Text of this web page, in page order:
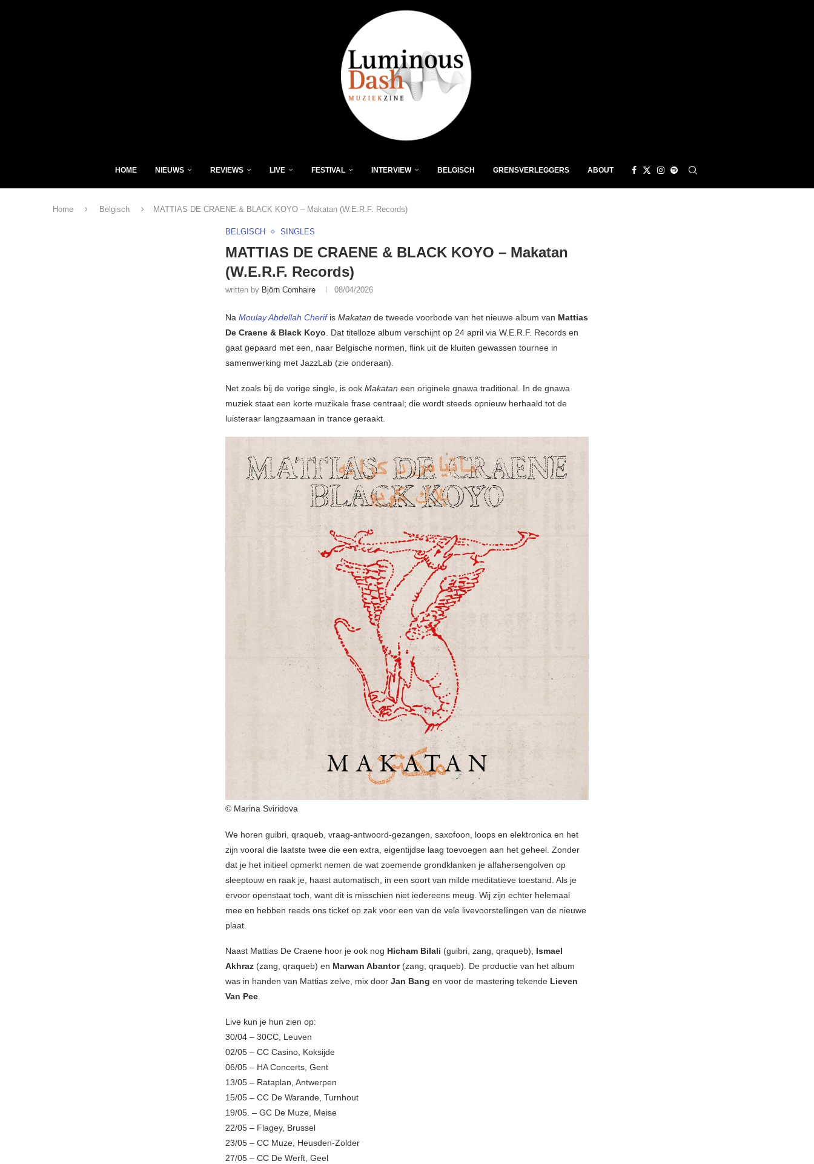
HOME NIEUWS REVIEWS LIVE FESTIVAL INTERVIEW BELGISCH GRENSVERLEGGERS ABOUT
Home Belgisch MATTIAS DE CRAENE & BLACK KOYO – Makatan (W.E.R.F. Records)
BELGISCH SINGLES
MATTIAS DE CRAENE & BLACK KOYO – Makatan
(W.E.R.F. Records)
written by Björn Comhaire 08/04/2026
Na Moulay Abdellah Cherifis Makatan de tweede voorbode van het nieuwe album van Mattias
De Craene & Black Koyo. Dat titelloze album verschijnt op 24 april via W.E.R.F. Records en
gaat gepaard met een, naar Belgische normen, flink uit de kluiten gewassen tournee in
samenwerking met JazzLab (zie onderaan).
Net zoals bij de vorige single, is ook Makatan een originele gnawa traditional. In de gnawa
muziek staat een korte muzikale frase centraal; die wordt steeds opnieuw herhaald tot de
luisteraar langzaamaan in trance geraakt.
© Marina Sviridova
We horen guibri, qraqueb, vraag-antwoord-gezangen, saxofoon, loops en elektronica en het
zijn vooral die laatste twee die een extra, eigentijdse laag toevoegen aan het geheel. Zonder
dat je het initieel opmerkt nemen de wat zoemende grondklanken je alfahersengolven op
sleeptouw en raak je, haast automatisch, in een soort van milde meditatieve toestand. Als je
ervoor openstaat toch, want dit is misschien niet iedereens meug. Wij zijn echter helemaal
mee en hebben reeds ons ticket op zak voor een van de vele livevoorstellingen van de nieuwe
plaat.
Naast Mattias De Craene hoor je ook nog Hicham Bilali (guibri, zang, qraqueb), Ismael
Akhraz (zang, qraqueb) en Marwan Abantor(zang, qraqueb). De productie van het album
was in handen van Mattias zelve, mix door Jan Bang en voor de mastering tekende Lieven
Van Pee.
Live kun je hun zien op:
30/04 – 30CC, Leuven
02/05 – CC Casino, Koksijde
06/05 – HA Concerts, Gent
13/05 – Rataplan, Antwerpen
15/05 – CC De Warande, Turnhout
19/05. – GC De Muze, Meise
22/05 – Flagey, Brussel
23/05 – CC Muze, Heusden-Zolder
27/05 – CC De Werft, Geel